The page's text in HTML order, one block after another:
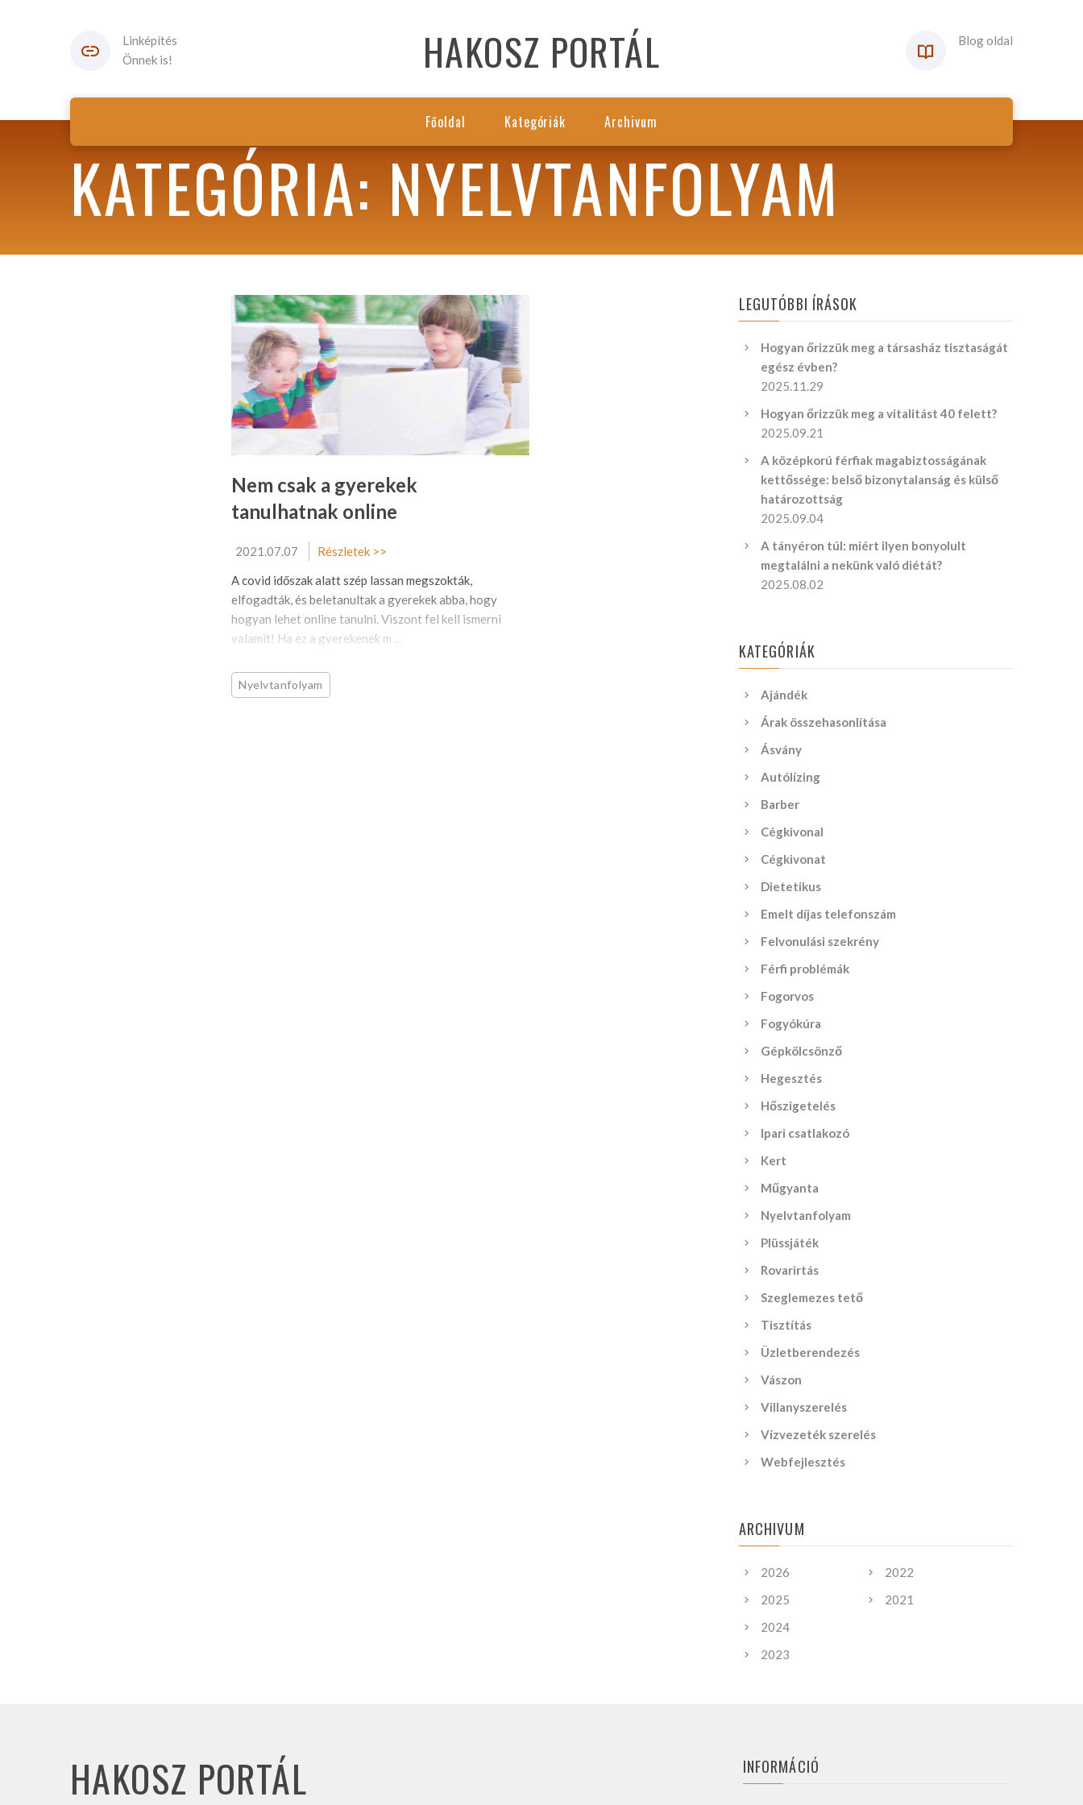
Linképítés
Önnek is!
HAKOSZ PORTÁL Blog oldal
Főoldal Kategóriák Archivum
KATEGÓRIA: NYELVTANFOLYAM
Nem csak a gyerekek
tanulhatnak online
2021.07.07
Részletek >>
A covid időszak alatt szép lassan megszokták,
elfogadták, és beletanultak a gyerekek abba, hogy
hogyan lehet online tanulni. Viszont fel kell ismerni
valamit! Ha ez a gyerekenek m ...
Nyelvtanfolyam
LEGUTÓBBI ÍRÁSOK
Hogyan őrizzük meg a társasház tisztaságát
egész évben?
2025.11.29
Hogyan őrizzük meg a vitalitást 40 felett?
2025.09.21
A középkorú férfiak magabiztosságának
kettőssége: belső bizonytalanság és külső
határozottság
2025.09.04
A tányéron túl: miért ilyen bonyolult
megtalálni a nekünk való diétát?
2025.08.02
KATEGÓRIÁK
Ajándék
Árak összehasonlítása
Ásvány
Autólízing
Barber
Cégkivonal
Cégkivonat
Dietetikus
Emelt díjas telefonszám
Felvonulási szekrény
Férfi problémák
Fogorvos
Fogyókúra
Gépkölcsönző
Hegesztés
Hőszigetelés
Ipari csatlakozó
Kert
Műgyanta
Nyelvtanfolyam
Plüssjáték
Rovarirtás
Szeglemezes tető
Tisztítás
Üzletberendezés
Vászon
Villanyszerelés
Vízvezeték szerelés
Webfejlesztés
ARCHIVUM
2026
2025
2024
2023
2022
2021
INFORMÁCIÓ
HAKOSZ PORTÁL